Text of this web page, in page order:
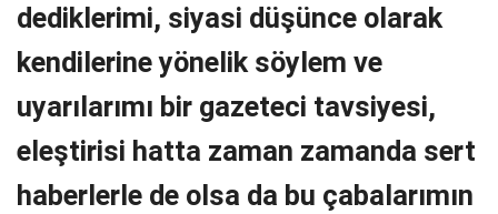
dediklerimi, siyasi düşünce olarak
kendilerine yönelik söylem ve
uyarılarımı bir gazeteci tavsiyesi,
eleştirisi hatta zaman zamanda sert
haberlerle de olsa da bu çabalarımın